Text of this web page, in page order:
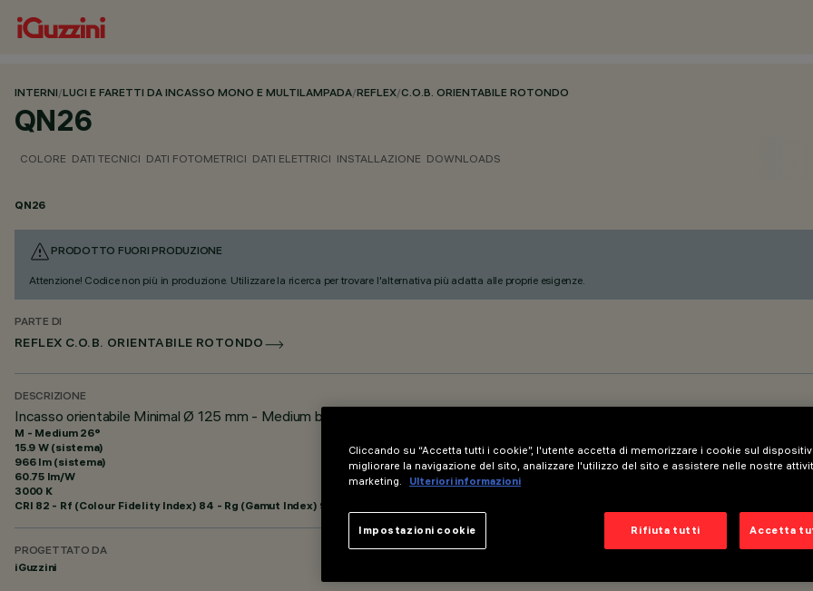
INTERNI/LUCI E FARETTI DA INCASSO MONO E MULTILAMPADA/REFLEX/C.O.B. ORIENTABILE ROTONDO
QN26
COLORE DATI TECNICI DATI FOTOMETRICI DATI ELETTRICI INSTALLAZIONE DOWNLOADS
QN26
PRODOTTO FUORI PRODUZIONE
Attenzione! Codice non più in produzione. Utilizzare la ricerca per trovare l'alternativa più adatta alle proprie esigenze.
PARTE DI
REFLEX C.O.B. ORIENTABILE ROTONDO
DESCRIZIONE
Incasso orientabile Minimal Ø 125 mm - Medium beam - ON-OFF
M - Medium 26°
15.9 W (sistema)
966 lm (sistema)
60.75 lm/W
3000 K
CRI 82 - Rf (Colour Fidelity Index) 84 - Rg (Gamut Index) 95
PROGETTATO DA
iGuzzini
Cliccando su “Accetta tutti i cookie”, l'utente accetta di memorizzare i cookie sul
migliorare la navigazione del sito, analizzare l'utilizzo del sito e assistere nelle nostre
marketing.
Ulteriori informazioni
Rifiuta tutti Accetta
Impostazioni cookie